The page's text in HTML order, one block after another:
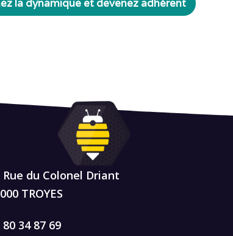
la dynamique et devenez adhérent
Rue du Colonel Driant
TROYES
80 34 87 69